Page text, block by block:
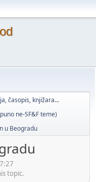
časopis, knjižara...
ne-SF&F teme)
u Beogradu
topic.